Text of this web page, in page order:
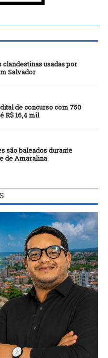
usadas por
Salvador
de concurso com 750
R$ 16,4 mil
são baleados durante
de Amaralina